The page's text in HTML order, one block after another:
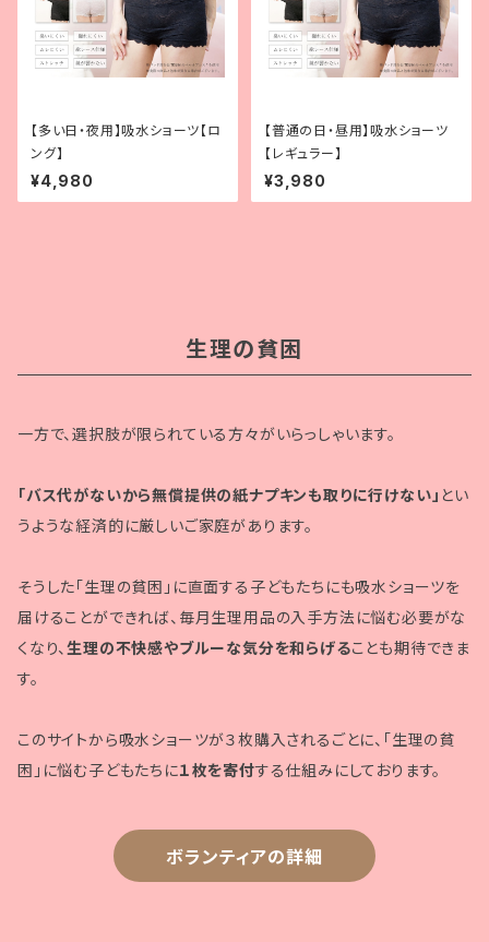
【多い日・夜用】吸水ショーツ【ロ
ング】
¥4,980
【普通の日・昼用】吸水ショーツ
【レギュラー】
¥3,980
生理の貧困
一方で、選択肢が限られている方々がいらっしゃいます。
「バス代がないから無償提供の紙ナプキンも取りに行けない」 とい
うような経済的に厳しいご家庭があります。
そうした「生理の貧困」に直面する子どもたちにも吸水ショーツを
届けることができれば、毎月生理用品の入手方法に悩む必要がな
くなり、生理の不快感やブルーな気分を和らげることも期待できま
す。
このサイトから吸水ショーツが３枚購入されるごとに、「生理の貧
困」に悩む子どもたちに１枚を寄付する仕組みにしております。
ボランティアの詳細